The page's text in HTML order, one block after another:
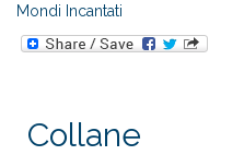
Mondi Incantati
Collane